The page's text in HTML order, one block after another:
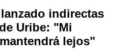
indirectas
Uribe: "Mi
lejos"